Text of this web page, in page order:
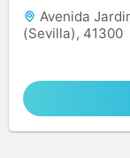
Avenida
(Sevilla), 41300